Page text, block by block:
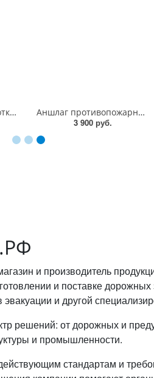
Знак "Нажать, чтобы открыть" под ручку двери со стрелкой влево", 200х100 мм, фотолюм, пленка
Аншлаг противопожарный "Берегите лес от пожара", 1500х1000 мм, пластик 3 мм
3 900 руб.
и производитель
и поставке дорожных
и другой
решений: от дорожных и
и промышленности.
стандартам и